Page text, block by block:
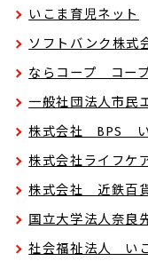
いこま育児ネット
ソフトバンク株式
ならコープ コー
一般社団法人市民
株式会社 BPS
株式会社ライフケ
株式会社 近鉄百
国立大学法人奈良
社会福祉法人 い